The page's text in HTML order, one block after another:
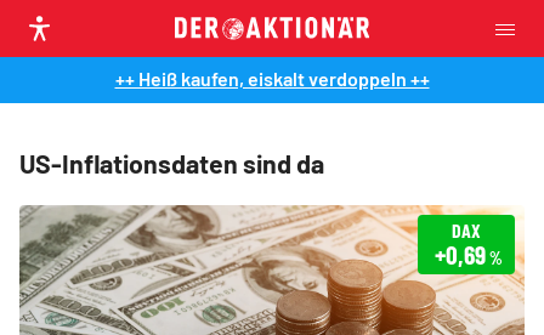
++ Heiß kaufen, eiskalt verdoppeln ++
US-Inflationsdaten sind da
DAX
+0,69%